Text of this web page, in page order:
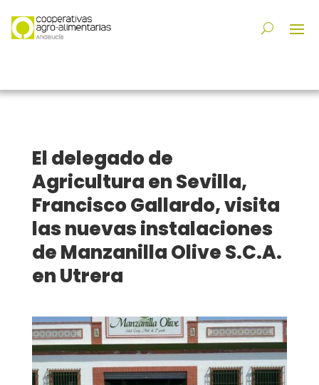
El delegado de
Agricultura en Sevilla,
Francisco Gallardo, visita
las nuevas instalaciones
de Manzanilla Olive S.C.A.
en Utrera